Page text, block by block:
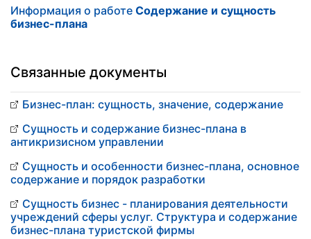
Информация о работе Содержание и сущность
бизнес-плана
Связанные документы
Бизнес-план: сущность, значение, содержание
Сущность и содержание бизнес-плана в
антикризисном управлении
Сущность и особенности бизнес-плана, основное
содержание и порядок разработки
Сущность бизнес - планирования деятельности
учреждений сферы услуг. Структура и содержание
бизнес-плана туристской фирмы